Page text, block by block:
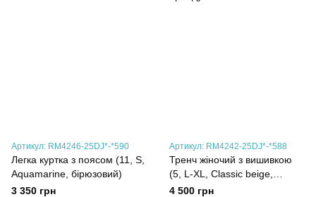
Артикул: RM4246-25DJ*-*590
Легка куртка з поясом (11, S,
Aquamarine, бірюзовий)
3 350 грн
Артикул: RM4242-25DJ*-*588
Тренч жіночий з вишивкою
(5, L-XL, Classic beige,
бежевий)
4 500 грн